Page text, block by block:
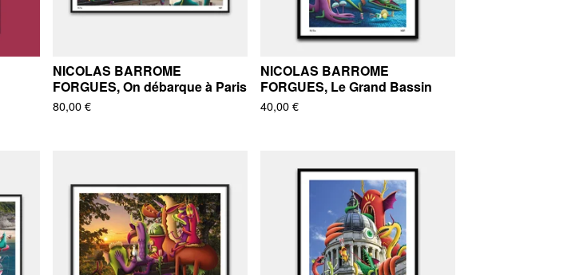
NICOLAS BARROME
FORGUES, On débarque à Paris
80,00€
NICOLAS BARROME
FORGUES, Le Grand Bassin
40,00€